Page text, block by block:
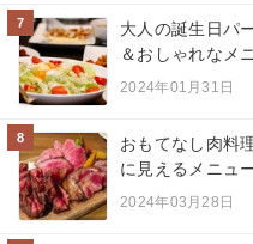
7
大人の誕生日パ
＆おしゃれなメ
2024年01月31日
8
おもてなし肉料
に見えるメニュ
2024年03月28日